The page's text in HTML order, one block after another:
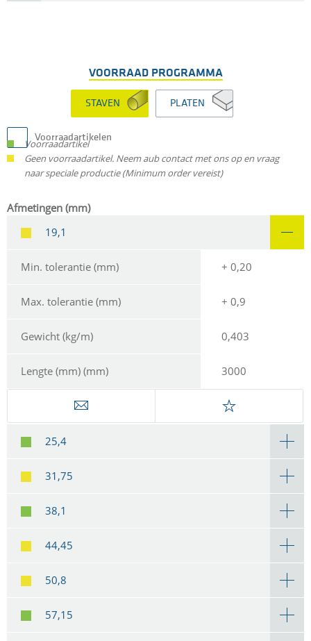
VOORRAAD PROGRAMMA
STAVEN PLATEN
Voorraadartikelen
Voorraadartikel
Geen voorraadartikel. Neem aub contact met ons op en vraag
naar speciale productie (Minimum order vereist)
Afmetingen (mm)
19,1
Min. tolerantie (mm) + 0,20
Max. tolerantie (mm) + 0,9
Gewicht (kg/m) 0,403
Lengte (mm) (mm) 3000
25,4
31,75
38,1
44,45
50,8
57,15